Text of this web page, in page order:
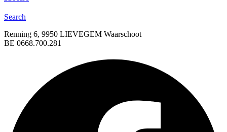
Search
Renning 6, 9950 LIEVEGEM Waarschoot
BE 0668.700.281